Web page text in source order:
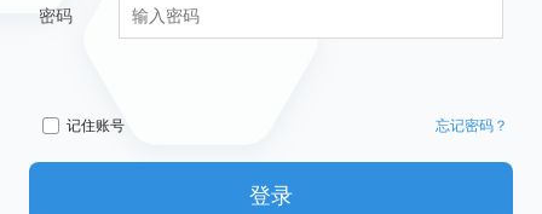
密码
记住账号 忘记密码？
登录